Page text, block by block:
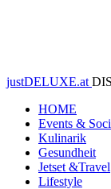
justDELUXE.at
HOME
Events &
Kulinarik
Gesundheit
Jetset &Travel
Lifestyle